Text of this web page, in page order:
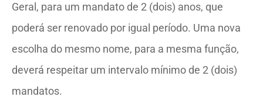
Geral, para um mandato de 2 (dois) anos, que
poderá ser renovado por igual período. Uma nova
escolha do mesmo nome, para a mesma função,
deverá respeitar um intervalo mínimo de 2 (dois)
mandatos.